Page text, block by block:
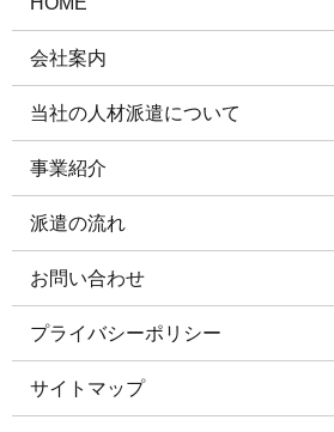
会社案内
当社の人材派遣について
事業紹介
派遣の流れ
お問い合わせ
プライバシーポリシー
サイトマップ